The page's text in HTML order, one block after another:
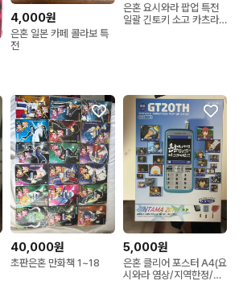
4,000원
은혼 일본 카페 콜라보 특
전
은혼 요시와라 팝업 특전
일괄 긴토키 소고 카츠라
40,000원
초판은혼 만화책 1~18
5,000원
은혼 클리어 포스터 A4(요
시와라 염상/지역한정/20